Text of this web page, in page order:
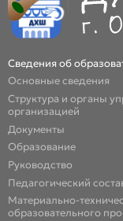
Сведения об
Основные сведения
Структура и органы
организацией
Документы
Образование
Руководство
Педагогический
Материально-
образовательного